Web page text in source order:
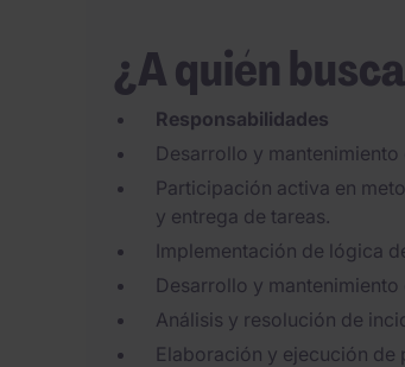
¿A quién
Responsabilidades
Desarrollo y
Participación activa en
y entrega de tareas.
Implementación de lógica
Desarrollo y
Análisis y resolución de
Elaboración y ejecución de